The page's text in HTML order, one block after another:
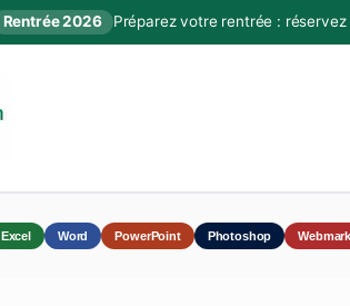
Rentrée 2026 Préparez votre rentrée :
Excel Word PowerPoint Photoshop